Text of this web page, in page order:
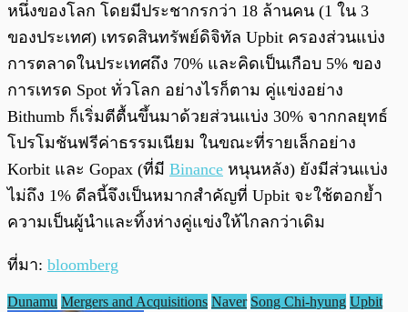
หนึ่งของโลก โดยมีประชากรกว่า 18 ล้านคน (1 ใน 3
ของประเทศ) เทรดสินทรัพย์ดิจิทัล Upbit ครองส่วนแบ่ง
การตลาดในประเทศถึง 70% และคิดเป็นเกือบ 5% ของ
การเทรด Spot ทั่วโลก อย่างไรก็ตาม คู่แข่งอย่าง
Bithumb ก็เริ่มตีตื้นขึ้นมาด้วยส่วนแบ่ง 30% จากกลยุทธ์
โปรโมชันฟรีค่าธรรมเนียม ในขณะที่รายเล็กอย่าง
Korbit และ Gopax (ที่มี Binance หนุนหลัง) ยังมีส่วนแบ่ง
ไม่ถึง 1% ดีลนี้จึงเป็นหมากสำคัญที่ Upbit จะใช้ตอกย้ำ
ความเป็นผู้นำและทิ้งห่างคู่แข่งให้ไกลกว่าเดิม
ที่มา: bloomberg
Dunamu Mergers and Acquisitions Naver Song Chi-hyung Upbit